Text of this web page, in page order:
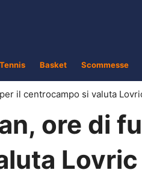
Tennis Basket Scommesse
il centrocampo si valuta
ore di
Lovric